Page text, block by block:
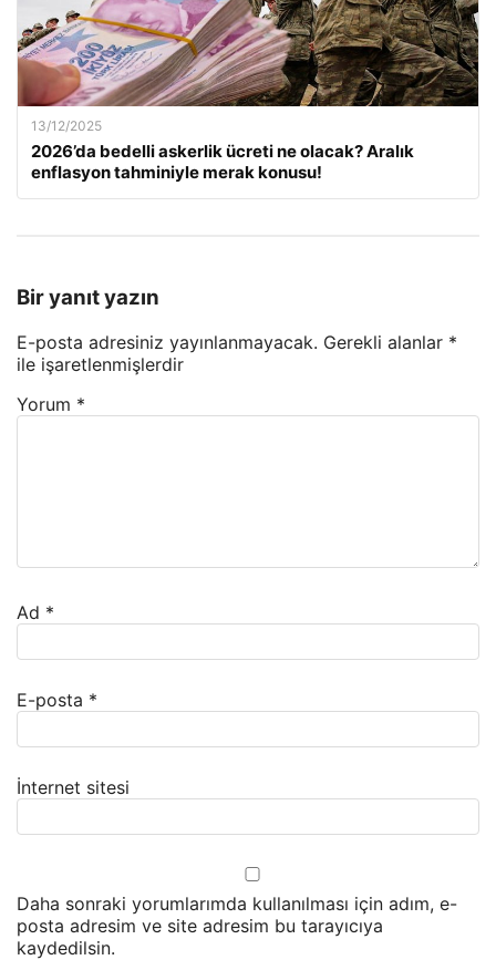
13/12/2025
2026’da bedelli askerlik ücreti ne olacak? Aralık
enflasyon tahminiyle merak konusu!
Bir yanıt yazın
E-posta adresiniz yayınlanmayacak. Gerekli alanlar *
ile işaretlenmişlerdir
Yorum *
Ad *
E-posta *
İnternet sitesi
Daha sonraki yorumlarımda kullanılması için adım, e-
posta adresim ve site adresim bu tarayıcıya
kaydedilsin.